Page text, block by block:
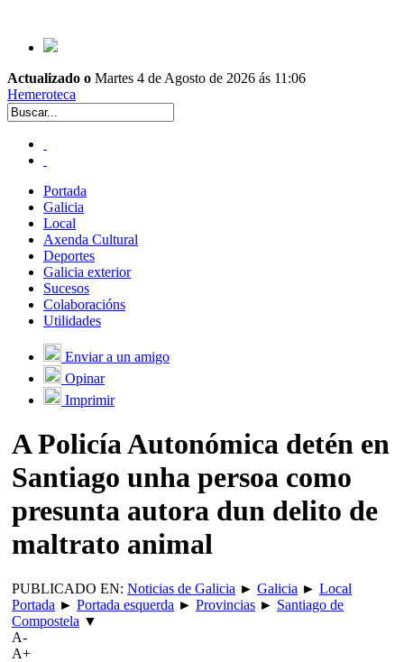
Actualizado o Martes 4 de Agosto de 2026 ás 11:06
Hemeroteca
Portada
Galicia
Local
Axenda Cultural
Deportes
Galicia exterior
Sucesos
Colaboracións
Utilidades
Enviar a un amigo
Opinar
Imprimir
A Policía Autonómica detén en
Santiago unha persoa como
presunta autora dun delito de
maltrato animal
PUBLICADO EN: Noticias de Galicia ► Galicia ► Local
Portada ► Portada esquerda ► Provincias ► Santiago de
Compostela ▼
A-
A+